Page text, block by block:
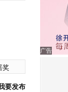
奖
要发布
广告